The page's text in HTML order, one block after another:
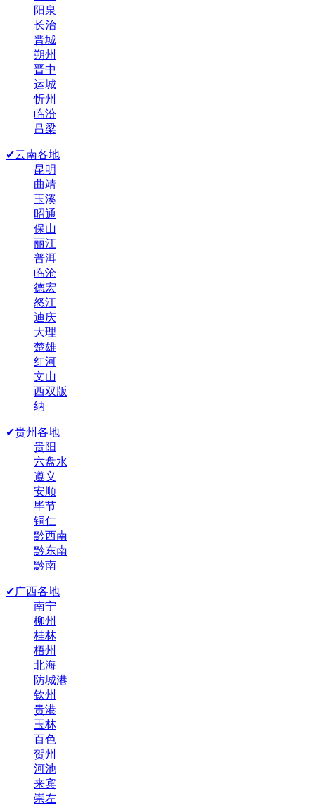
阳泉
长治
晋城
朔州
晋中
运城
忻州
临汾
吕梁
✔云南各地
昆明
曲靖
玉溪
昭通
保山
丽江
普洱
临沧
德宏
怒江
迪庆
大理
楚雄
红河
文山
西双版
纳
✔贵州各地
贵阳
六盘水
遵义
安顺
毕节
铜仁
黔西南
黔东南
黔南
✔广西各地
南宁
柳州
桂林
梧州
北海
防城港
钦州
贵港
玉林
百色
贺州
河池
来宾
崇左